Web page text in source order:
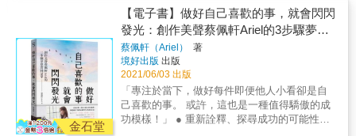
帶有傳統「功成名就」模式的例子，也的確本
篇介紹的三位主人翁如今都非常有成就。但他
們依然有各自的特色，不是典型的「從基層力
爭上游」的傳統故事，而是有各自不同的轉
折。 包含 從基層店員後來成為國際大品牌LV集
團台灣主管 劉勇成 不僅在國營事業做到頂尖
也是全方位生活達人 葉大維 以及 從一位教
師後來成為生醫事業共同創辦人 高御嚴 這
些故事都很有看頭，值得學習。但我也相信，
情況下建立富足人生 ●第二篇 越挫越勇篇 『衣
帶漸寬終不悔，為伊消得人憔悴。』 如同篇名
所示，本篇著重在經歷重大的人生困頓，也就
是築夢過程中碰到阻礙的情況，選了三位作者
展現精彩突破經歷。 包含兩位經歷婚姻挫折以
及事業低谷，如今都已闖盪出一片天的女子，
也剛好這兩位都有醫護背景，但卻以不同形式
展現新局。 由護理人員透過學習成為理財達人
三十歲就已攀登業績高峰：劉弘文 青年摸索職
涯，勇於挑戰未知，二十歲就能賺大錢：張若
庭 ●谷底再生篇 每個人都或多或少經歷過人生
低潮，失業、失戀或人生不同階段的失意落
魄。重點是碰到重大打擊如何谷底再起來？本
篇包含： 走出喪子的傷痛，平凡婦人變身護眼
銷售天王：陳乃菱 就算是人生浮浮沉沉的小人
物，也能活出自己一片天：宥靜 ●成就典範篇
業人士；築夢的人，有大老闆、成功企業家，
也有民俗療法、心靈老師等不同民間產業的朋
友，在本輯還第一次邀請了偵探產業的專家加
入。也可以讓讀者們，在學習不同人們的奮鬥
心法時，也能初探不同職業的工作面貌。 本書
分成四大篇章，如同前面的系列專書一般，邀
請了來自不同產業，不同背景的朋友，分享不
同的築夢故事和築夢心得。 四大篇章，依著以
下順序，每大篇章邀請二至三位朋友分享： ●
是實際上，這些改變真的只在短短三年內。 所
有改變世界的種種發明或生活化應用，最初一
定是始於一種夢想，其後可能經過許多人冷嘲
熱諷，中間過程可能碰到資金問題、人事問
題、公司成長營運問題等等，也許一百個做大
夢的人中，可能只有一位真正實現夢想，九位
沒有完成圓夢但也達到一定成長，其他九十位
則還在努力中。但無論如何，勇於做夢的人，
中，有剛入社會不久的年輕人，也有已在某個
產業揚名立萬的資深前輩。他們的夢想不一定
只是關於拓展事業或創造財富，也包含如何與
家人相處，還有更重要的與「自己」相處。 &
【任何年代，我們都不要忘了敢做夢更要敢築
猶記得【築夢進行曲】這一系列書系，最早是
於2017年啟動，並在隔年成書。之後於2020年
推出第二集，本書則是三年這一系列第三本問
金石堂
【電子書】做好自己喜歡的事，就會閃閃
發光：創作美聲蔡佩軒Ariel的3步驟夢想
實踐清單
蔡佩軒（Ariel）
著
境好出版 出版
2021/06/03 出版
「專注於當下，做好每件即便他人小看卻是自
己喜歡的事。 或許，這也是一種值得驕傲的成
功模樣！」 ● 重新詮釋、探尋成功的可能性，